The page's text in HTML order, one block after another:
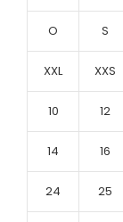
O S
XXL XXS
10 12
14 16
24 25